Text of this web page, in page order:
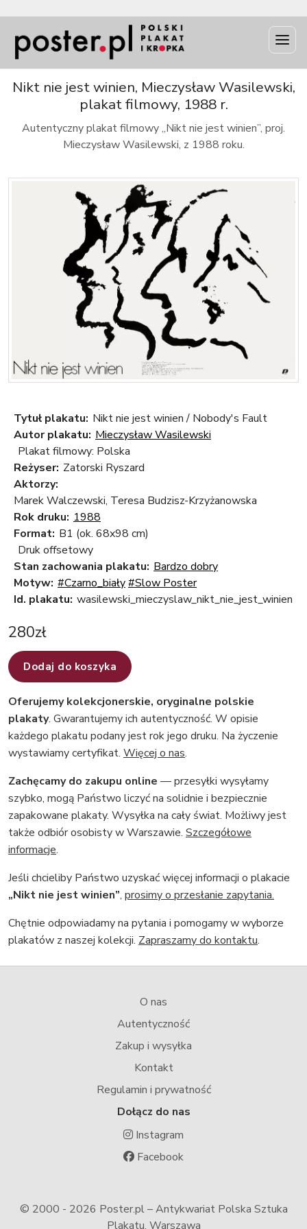
Nikt nie jest winien, Mieczysław Wasilewski,
plakat filmowy, 1988 r.
Autentyczny plakat filmowy „Nikt nie jest winien”, proj.
Mieczysław Wasilewski, z 1988 roku.
Tytuł plakatu: Nikt nie jest winien / Nobody's Fault
Autor plakatu: Mieczysław Wasilewski
Plakat filmowy: Polska
Reżyser: Zatorski Ryszard
Aktorzy:
Marek Walczewski, Teresa Budzisz-Krzyżanowska
Rok druku: 1988
Format: B1 (ok. 68x98 cm)
Druk offsetowy
Stan zachowania plakatu: Bardzo dobry
Motyw: #Czarno_biały#Slow Poster
Id. plakatu: wasilewski_mieczyslaw_nikt_nie_jest_winien
280zł
Dodaj do koszyka
Oferujemy kolekcjonerskie, oryginalne polskie
plakaty. Gwarantujemy ich autentyczność. W opisie
każdego plakatu podany jest rok jego druku. Na życzenie
wystawiamy certyfikat. Więcej o nas.
Zachęcamy do zakupu online — przesyłki wysyłamy
szybko, mogą Państwo liczyć na solidnie i bezpiecznie
zapakowane plakaty. Wysyłka na cały świat. Możliwy jest
także odbiór osobisty w Warszawie. Szczegółowe
informacje.
Jeśli chcieliby Państwo uzyskać więcej informacji o plakacie
„Nikt nie jest winien”, prosimy o przesłanie zapytania.
Chętnie odpowiadamy na pytania i pomogamy w wyborze
plakatów z naszej kolekcji. Zapraszamy do kontaktu.
O nas
Autentyczność
Zakup i wysyłka
Kontakt
Regulamin i prywatność
Dołącz do nas
Instagram
Facebook
© 2000 - 2026 Poster.pl – Antykwariat Polska Sztuka
Plakatu, Warszawa